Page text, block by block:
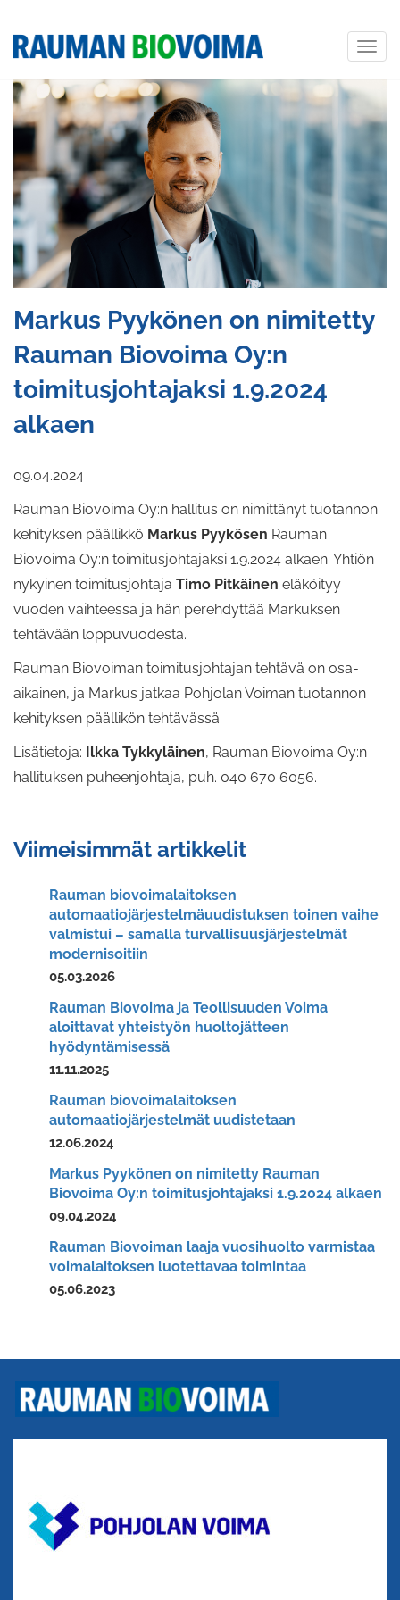
Markus Pyykönen on nimitetty
Rauman Biovoima Oy:n
toimitusjohtajaksi 1.9.2024
alkaen
09.04.2024
Rauman Biovoima Oy:n hallitus on nimittänyt tuotannon
kehityksen päällikkö Markus Pyykösen Rauman
Biovoima Oy:n toimitusjohtajaksi 1.9.2024 alkaen. Yhtiön
nykyinen toimitusjohtaja Timo Pitkäinen eläköityy
vuoden vaihteessa ja hän perehdyttää Markuksen
tehtävään loppuvuodesta.
Rauman Biovoiman toimitusjohtajan tehtävä on osa-
aikainen, ja Markus jatkaa Pohjolan Voiman tuotannon
kehityksen päällikön tehtävässä.
Lisätietoja: Ilkka Tykkyläinen, Rauman Biovoima Oy:n
hallituksen puheenjohtaja, puh. 040 670 6056.
Viimeisimmät artikkelit
Rauman biovoimalaitoksen
automaatiojärjestelmäuudistuksen toinen vaihe
valmistui – samalla turvallisuusjärjestelmät
modernisoitiin
05.03.2026
Rauman Biovoima ja Teollisuuden Voima
aloittavat yhteistyön huoltojätteen
hyödyntämisessä
11.11.2025
Rauman biovoimalaitoksen
automaatiojärjestelmät uudistetaan
12.06.2024
Markus Pyykönen on nimitetty Rauman
Biovoima Oy:n toimitusjohtajaksi 1.9.2024 alkaen
09.04.2024
Rauman Biovoiman laaja vuosihuolto varmistaa
voimalaitoksen luotettavaa toimintaa
05.06.2023